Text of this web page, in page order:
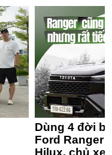
Dùng 4 đời
Ford Ranger
Hilux, chủ xe